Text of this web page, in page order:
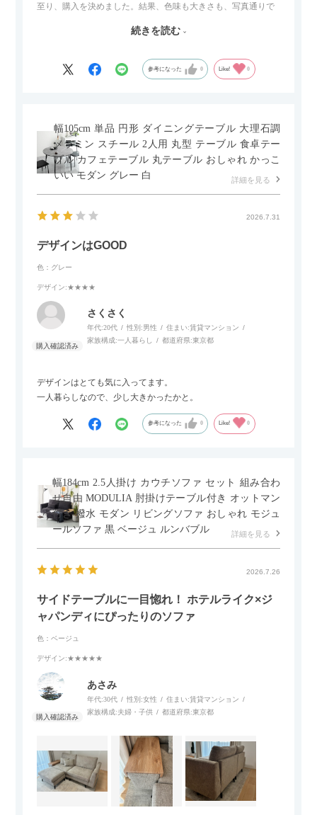
至り、購入を決めました。結果、色味も大きさも、写真通りで
セラミック天板が思った以上に滑りが良く、汚れも拭きやすい
はいけないかもしれません。天板が冷たいので冬にどうなるの
かなというのも気になります。
続きを読む
参考になった 0 Like! 0
幅105cm 単品 円形 ダイニングテーブル 大理石調
メラミン スチール 2人用 丸型 テーブル 食卓テー
ブル カフェテーブル 丸テーブル おしゃれ かっこ
いい モダン グレー 白
詳細を見る
2026.7.31
デザインはGOOD
色：グレー
デザイン:★★★★
さくさく
年代:20代 性別:男性 住まい:賃貸マンション
家族構成:一人暮らし 都道府県:東京都
デザインはとても気に入ってます。
一人暮らしなので、少し大きかったかと。
参考になった 0 Like! 0
幅184cm 2.5人掛け カウチソファ セット 組み合わ
せ自由 MODULIA 肘掛けテーブル付き オットマン
付き 撥水 モダン リビングソファ おしゃれ モジュ
ールソファ 黒 ベージュ ルンバブル
詳細を見る
2026.7.26
サイドテーブルに一目惚れ！ ホテルライク×ジ
ャパンディにぴったりのソファ
色：ベージュ
デザイン:★★★★★
あさみ
年代:30代 性別:女性 住まい:賃貸マンション
家族構成:夫婦・子供 都道府県:東京都